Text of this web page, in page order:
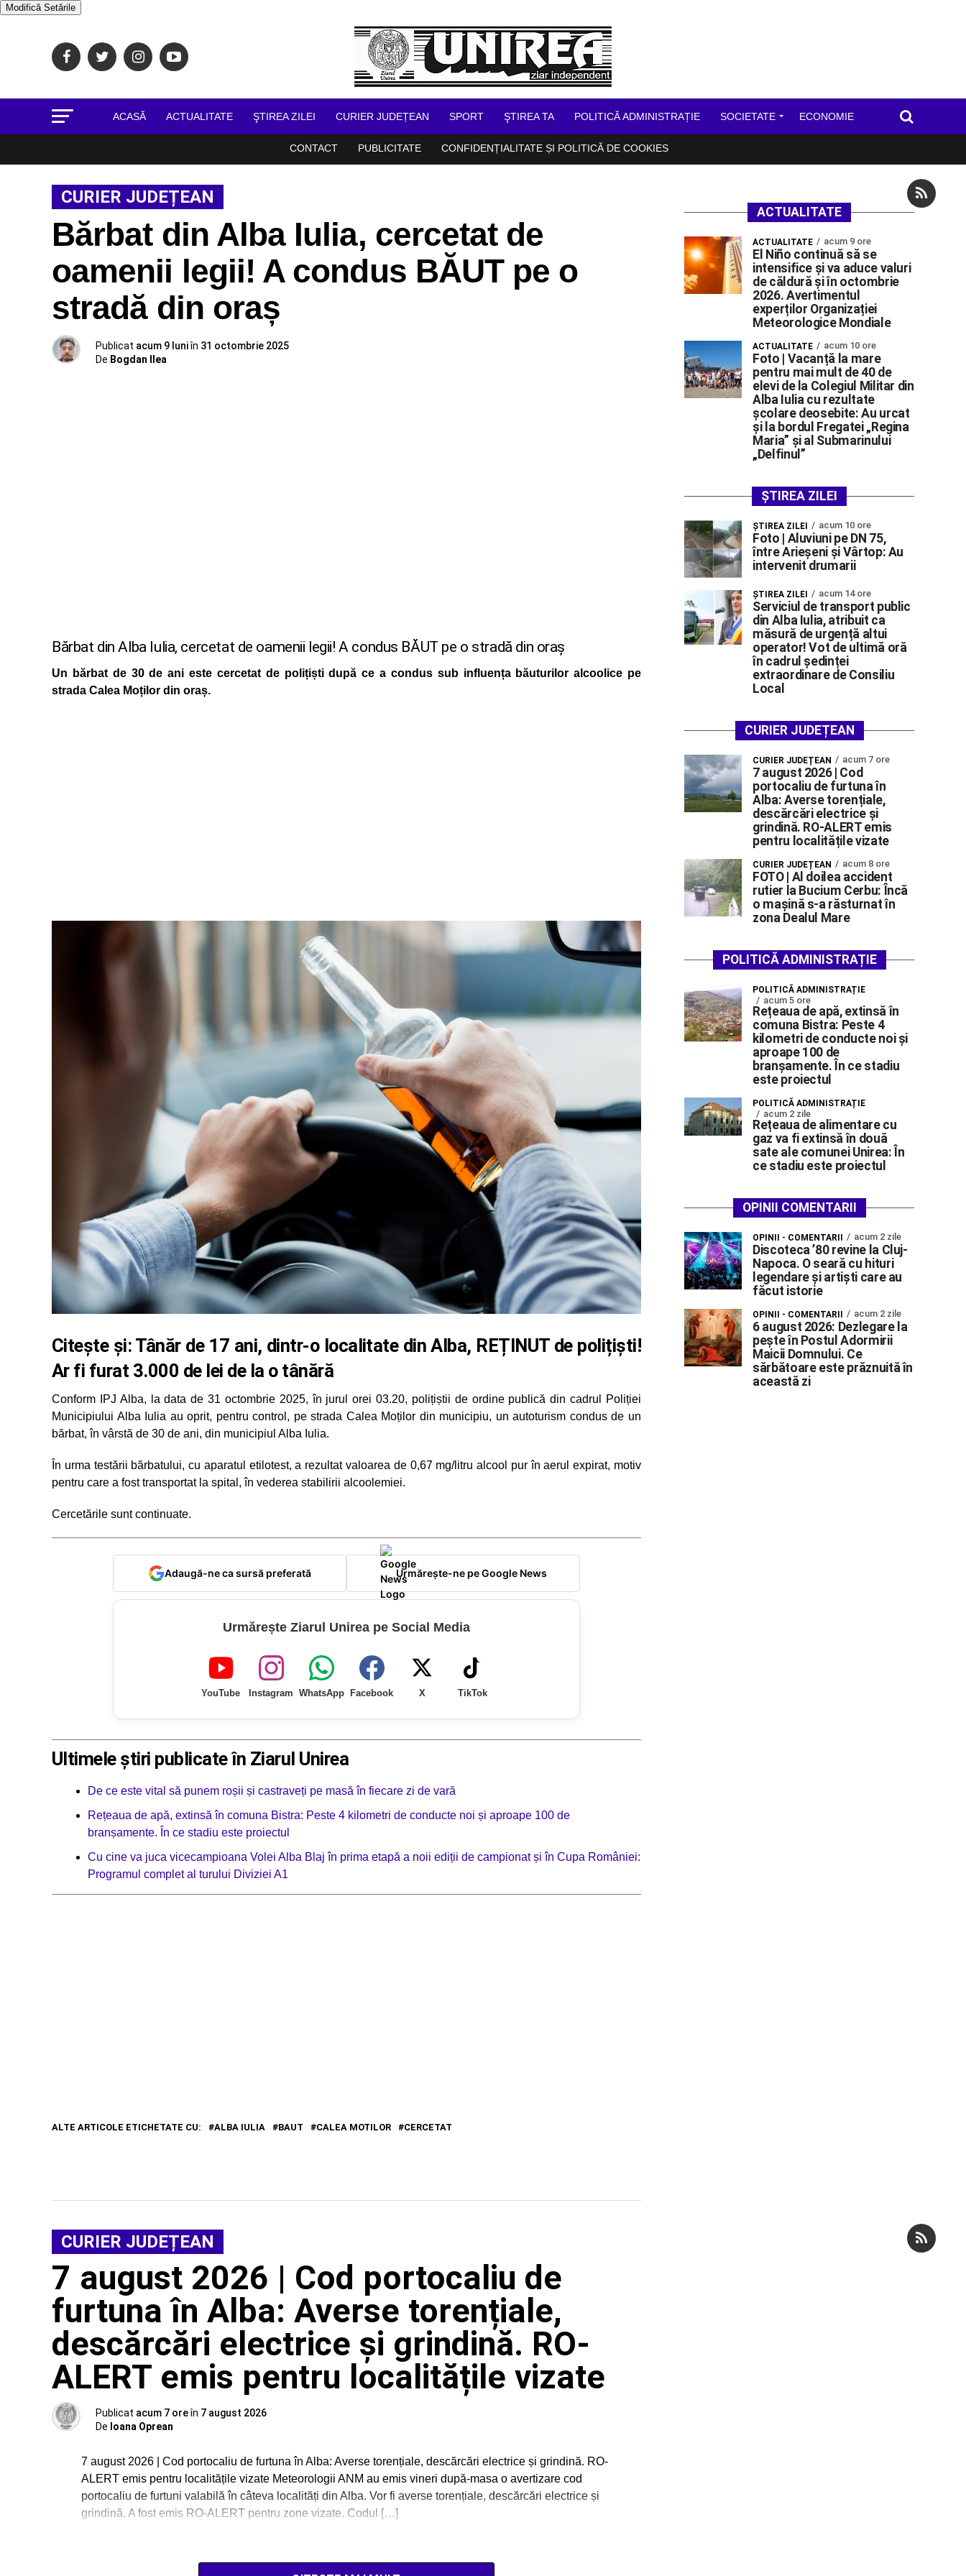
Modifică Setările
ACASĂ ACTUALITATE ŞTIREA ZILEI CURIER JUDEȚEAN SPORT ŞTIREA TA POLITICĂ ADMINISTRAȚIE SOCIETATE ECONOMIE
CONTACT PUBLICITATE CONFIDENȚIALITATE ȘI POLITICĂ DE COOKIES
CURIER JUDEȚEAN
Bărbat din Alba Iulia, cercetat de
oamenii legii! A condus BĂUT pe o
stradă din oraș
Publicat acum 9 luniîn 31 octombrie 2025
De Bogdan Ilea
Bărbat din Alba Iulia, cercetat de oamenii legii! A condus BĂUT pe o stradă din oraș
Un bărbat de 30 de ani este cercetat de polițiști după ce a condus sub influența băuturilor alcoolice pe
strada Calea Moților din oraș.
Citește și: Tânăr de 17 ani, dintr-o localitate din Alba, REȚINUT de polițiști!
Ar fi furat 3.000 de lei de la o tânără
Conform IPJ Alba, la data de 31 octombrie 2025, în jurul orei 03.20, polițiștii de ordine publică din cadrul Poliției
Municipiului Alba Iulia au oprit, pentru control, pe strada Calea Moților din municipiu, un autoturism condus de un
bărbat, în vârstă de 30 de ani, din municipiul Alba Iulia.
În urma testării bărbatului, cu aparatul etilotest, a rezultat valoarea de 0,67 mg/litru alcool pur în aerul expirat, motiv
pentru care a fost transportat la spital, în vederea stabilirii alcoolemiei.
Cercetările sunt continuate.
Adaugă-ne ca sursă preferată Urmărește-ne pe Google News
Urmărește Ziarul Unirea pe Social Media
YouTube Instagram WhatsApp Facebook X TikTok
Ultimele știri publicate în Ziarul Unirea
De ce este vital să punem roșii și castraveți pe masă în fiecare zi de vară
Rețeaua de apă, extinsă în comuna Bistra: Peste 4 kilometri de conducte noi și aproape 100 de
branșamente. În ce stadiu este proiectul
Cu cine va juca vicecampioana Volei Alba Blaj în prima etapă a noii ediții de campionat și în Cupa României:
Programul complet al turului Diviziei A1
ALTE ARTICOLE ETICHETATE CU: ALBA IULIA BAUT CALEA MOTILOR CERCETAT
CURIER JUDEȚEAN
7 august 2026 | Cod portocaliu de
furtuna în Alba: Averse torențiale,
descărcări electrice și grindină. RO-
ALERT emis pentru localitățile vizate
Publicat acum 7 oreîn 7 august 2026
De Ioana Oprean
7 august 2026 | Cod portocaliu de furtuna în Alba: Averse torențiale, descărcări electrice și grindină. RO-
ALERT emis pentru localitățile vizate Meteorologii ANM au emis vineri după-masa o avertizare cod
portocaliu de furtuni valabilă în câteva localități din Alba. Vor fi averse torențiale, descărcări electrice și
grindină. A fost emis RO-ALERT pentru zone vizate. Codul […]
ACTUALITATE
ACTUALITATE acum 9 ore
El Niño continuă să se
intensifice și va aduce valuri
de căldură și în octombrie
2026. Avertimentul
experților Organizației
Meteorologice Mondiale
ACTUALITATE acum 10 ore
Foto | Vacanță la mare
pentru mai mult de 40 de
elevi de la Colegiul Militar din
Alba Iulia cu rezultate
școlare deosebite: Au urcat
și la bordul Fregatei „Regina
Maria” și al Submarinului
„Delfinul”
ȘTIREA ZILEI
ŞTIREA ZILEI acum 10 ore
Foto | Aluviuni pe DN 75,
între Arieșeni și Vârtop: Au
intervenit drumarii
ŞTIREA ZILEI acum 14 ore
Serviciul de transport public
din Alba Iulia, atribuit ca
măsură de urgență altui
operator! Vot de ultimă oră
în cadrul ședinței
extraordinare de Consiliu
Local
CURIER JUDEȚEAN
CURIER JUDEȚEAN acum 7 ore
7 august 2026 | Cod
portocaliu de furtuna în
Alba: Averse torențiale,
descărcări electrice și
grindină. RO-ALERT emis
pentru localitățile vizate
CURIER JUDEȚEAN acum 8 ore
FOTO | Al doilea accident
rutier la Bucium Cerbu: Încă
o mașină s-a răsturnat în
zona Dealul Mare
POLITICĂ ADMINISTRAȚIE
POLITICĂ ADMINISTRAȚIE
acum 5 ore
Rețeaua de apă, extinsă în
comuna Bistra: Peste 4
kilometri de conducte noi și
aproape 100 de
branșamente. În ce stadiu
este proiectul
POLITICĂ ADMINISTRAȚIE
acum 2 zile
Rețeaua de alimentare cu
gaz va fi extinsă în două
sate ale comunei Unirea: În
ce stadiu este proiectul
OPINII COMENTARII
OPINII - COMENTARII acum 2 zile
Discoteca ’80 revine la Cluj-
Napoca. O seară cu hituri
legendare și artiști care au
făcut istorie
OPINII - COMENTARII acum 2 zile
6 august 2026: Dezlegare la
pește în Postul Adormirii
Maicii Domnului. Ce
sărbătoare este prăznuită în
această zi